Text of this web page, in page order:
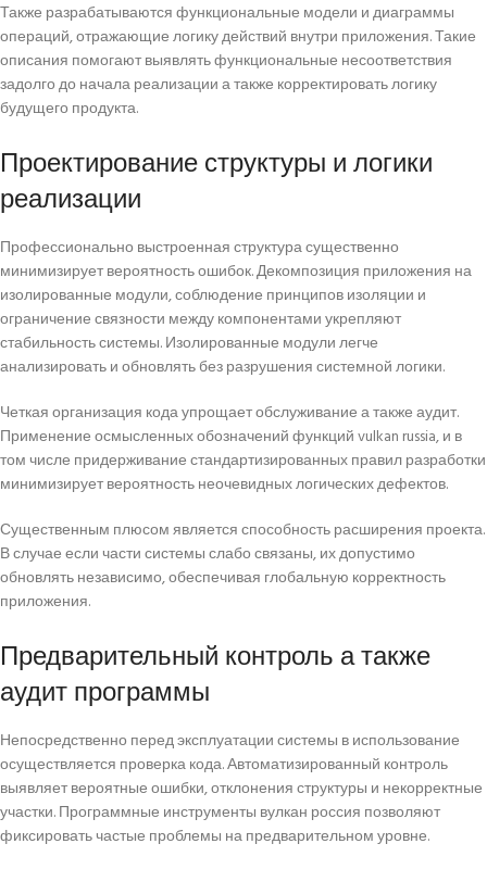
Также разрабатываются функциональные модели и диаграммы
операций, отражающие логику действий внутри приложения. Такие
описания помогают выявлять функциональные несоответствия
задолго до начала реализации а также корректировать логику
будущего продукта.
Проектирование структуры и логики
реализации
Профессионально выстроенная структура существенно
минимизирует вероятность ошибок. Декомпозиция приложения на
изолированные модули, соблюдение принципов изоляции и
ограничение связности между компонентами укрепляют
стабильность системы. Изолированные модули легче
анализировать и обновлять без разрушения системной логики.
Четкая организация кода упрощает обслуживание а также аудит.
Применение осмысленных обозначений функций vulkan russia, и в
том числе придерживание стандартизированных правил разработки
минимизирует вероятность неочевидных логических дефектов.
Существенным плюсом является способность расширения проекта.
В случае если части системы слабо связаны, их допустимо
обновлять независимо, обеспечивая глобальную корректность
приложения.
Предварительный контроль а также
аудит программы
Непосредственно перед эксплуатации системы в использование
осуществляется проверка кода. Автоматизированный контроль
выявляет вероятные ошибки, отклонения структуры и некорректные
участки. Программные инструменты вулкан россия позволяют
фиксировать частые проблемы на предварительном уровне.